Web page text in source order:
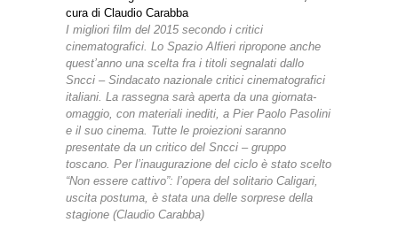
cura di Claudio Carabba
I migliori film del 2015 secondo i critici
cinematografici. Lo Spazio Alfieri ripropone anche
quest’anno una scelta fra i titoli segnalati dallo
Sncci – Sindacato nazionale critici cinematografici
italiani. La rassegna sarà aperta da una giornata-
omaggio, con materiali inediti, a Pier Paolo Pasolini
e il suo cinema. Tutte le proiezioni saranno
presentate da un critico del Sncci – gruppo
toscano. Per l’inaugurazione del ciclo è stato scelto
“Non essere cattivo”: l’opera del solitario Caligari,
uscita postuma, è stata una delle sorprese della
stagione (Claudio Carabba)